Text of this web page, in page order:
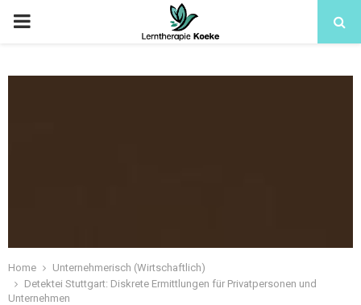
Home
Unternehmerisch (Wirtschaftlich)
Detektei Stuttgart: Diskrete Ermittlungen für Privatpersonen und
Unternehmen